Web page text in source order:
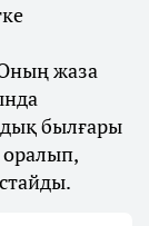
жаза
былғары